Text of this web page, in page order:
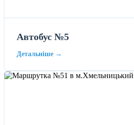
Автобус №5
Детальніше →